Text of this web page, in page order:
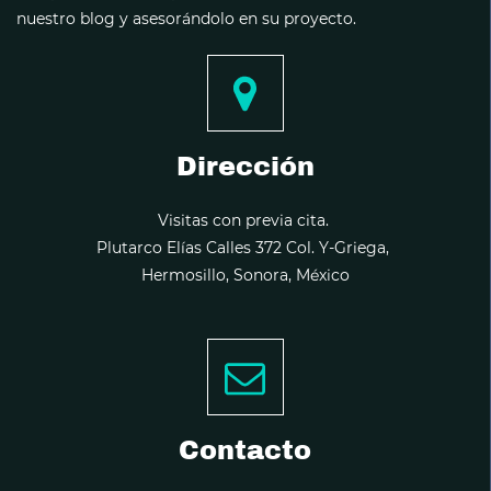
nuestro blog y asesorándolo en su proyecto.
Dirección
Visitas con previa cita.
Plutarco Elías Calles 372 Col. Y-Griega,
Hermosillo, Sonora, México
Contacto